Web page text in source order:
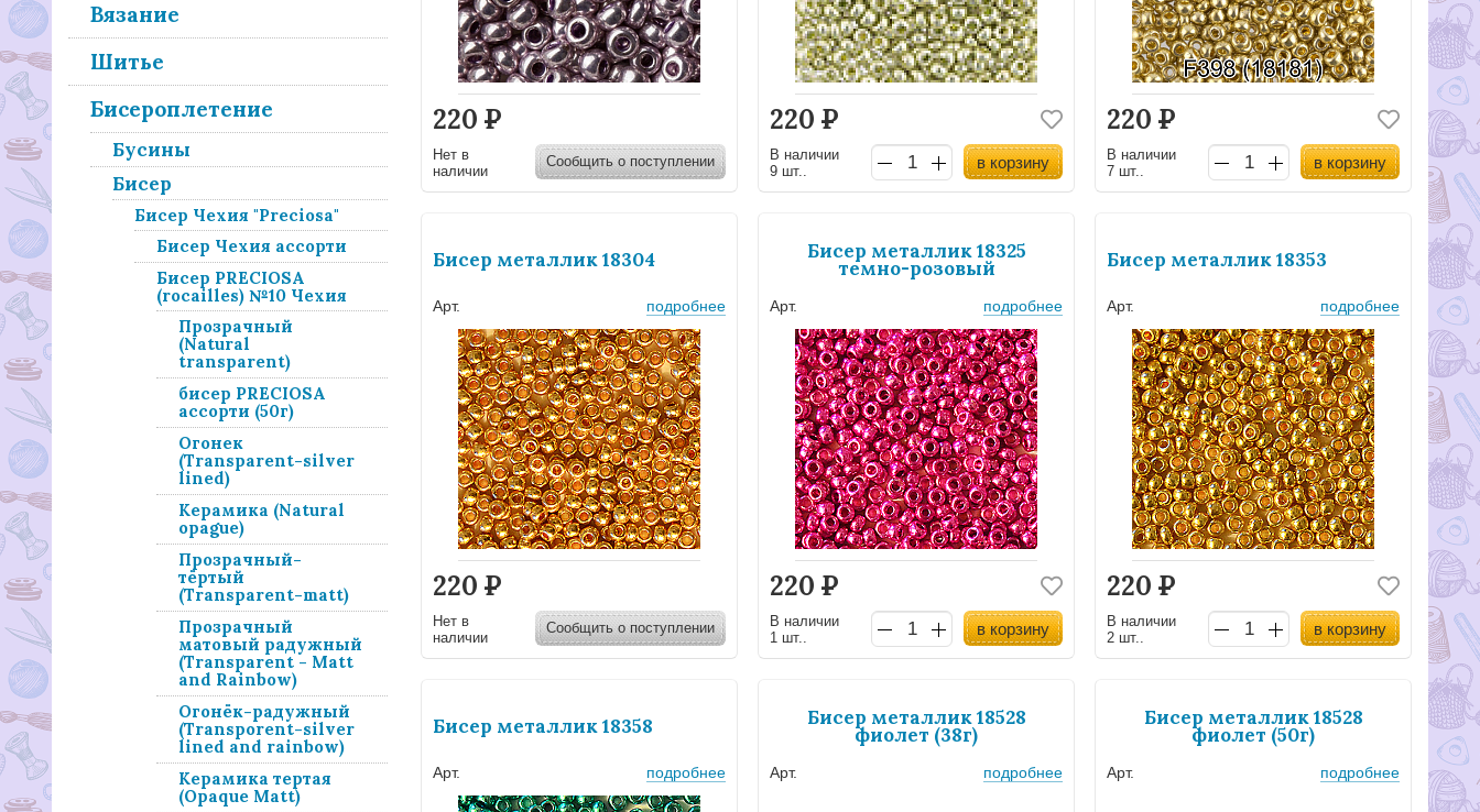
Вязание
Шитье
Бисероплетение
Бусины
Бисер
Бисер Чехия "Preciosa"
Бисер Чехия ассорти
Бисер PRECIOSA
(rocailles) №10 Чехия
Прозрачный
(Natural
transparent)
бисер PRECIOSA
ассорти (50г)
Огонек
(Transparent-silver
lined)
Керамика (Natural
opague)
Прозрачный-
тёртый
(Transparent-matt)
Прозрачный
матовый радужный
(Transparent - Matt
and Rainbow)
Огонёк-радужный
(Transporent-silver
lined and rainbow)
Керамика тертая
(Opaque Matt)
220 Р
Нет в
наличии
Сообщить о поступлении
220 Р
В наличии
9 шт..
в корзину
220 Р
В наличии
7 шт..
в корзину
Бисер металлик 18304
Арт. подробнее
220 Р
Нет в
наличии
Сообщить о поступлении
Бисер металлик 18325
темно-розовый
Арт. подробнее
220 Р
В наличии
1 шт..
в корзину
Бисер металлик 18353
Арт. подробнее
220 Р
В наличии
2 шт..
в корзину
Бисер металлик 18358
Арт. подробнее
Бисер металлик 18528
фиолет (38г)
Арт. подробнее
Бисер металлик 18528
фиолет (50г)
Арт. подробнее